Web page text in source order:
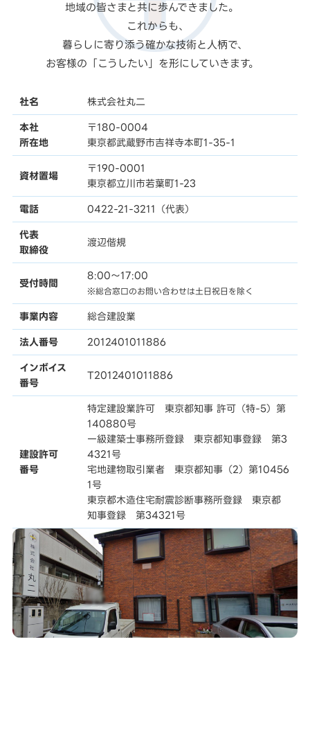
地域の皆さまと共に歩んできました。
これからも、
暮らしに寄り添う確かな技術と人柄で、
お客様の「こうしたい」を形にしていきます。
社名 株式会社丸二
本社
所在地
〒180-0004
東京都武蔵野市吉祥寺本町1-35-1
資材置場
〒190-0001
東京都立川市若葉町1-23
電話 0422-21-3211（代表）
代表
取締役
渡辺偕規
受付時間
8:00〜17:00
※総合窓口のお問い合わせは土日祝日を除く
事業内容 総合建設業
法人番号 2012401011886
インボイス
番号
T2012401011886
建設許可
番号
特定建設業許可 東京都知事 許可（特-5）第
140880号
一級建築士事務所登録 東京都知事登録 第3
4321号
宅地建物取引業者 東京都知事（2）第10456
1号
東京都木造住宅耐震診断事務所登録 東京都
知事登録 第34321号